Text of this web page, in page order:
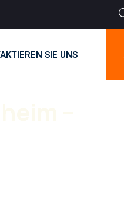
SIE UNS